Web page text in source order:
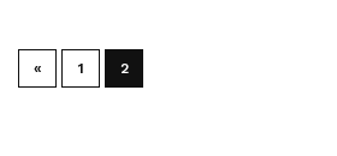
« 1 2